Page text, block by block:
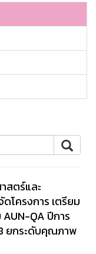
สตร์และ
ดโครงการ เตรียม
QA ปีการ
ยกระดับคุณภาพ